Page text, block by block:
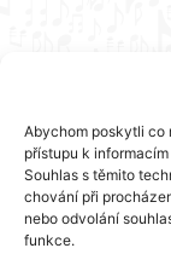
Abychom poskytli co
přístupu k
Souhlas s těmito
chování při
nebo odvolání
funkce.